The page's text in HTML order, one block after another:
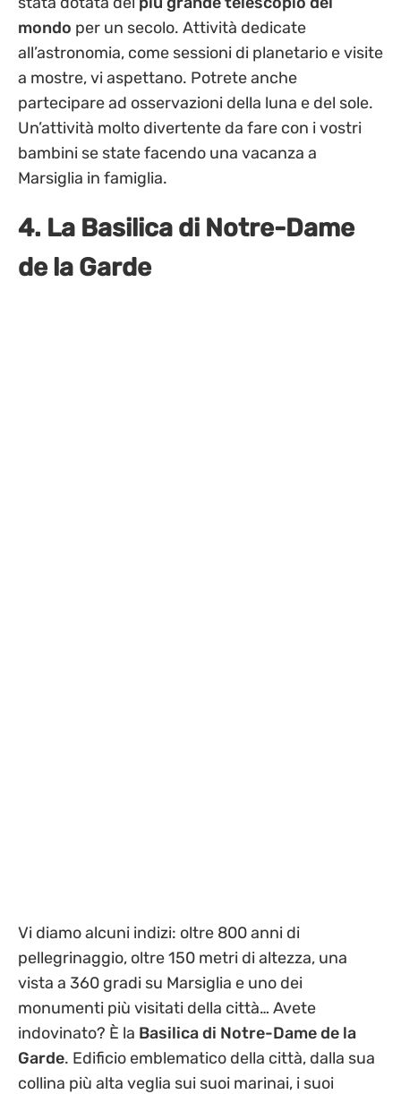
mondo per un secolo. Attività dedicate
all’astronomia, come sessioni di planetario e visite
a mostre, vi aspettano. Potrete anche
partecipare ad osservazioni della luna e del sole.
Un’attività molto divertente da fare con i vostri
bambini se state facendo una vacanza a
Marsiglia in famiglia.
4. La Basilica di Notre-Dame
de la Garde
Vi diamo alcuni indizi: oltre 800 anni di
pellegrinaggio, oltre 150 metri di altezza, una
vista a 360 gradi su Marsiglia e uno dei
monumenti più visitati della città… Avete
indovinato? È la Basilica di Notre-Dame de la
Garde. Edificio emblematico della città, dalla sua
collina più alta veglia sui suoi marinai, i suoi